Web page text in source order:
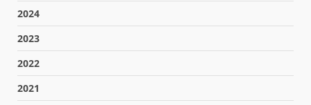
2024
2023
2022
2021